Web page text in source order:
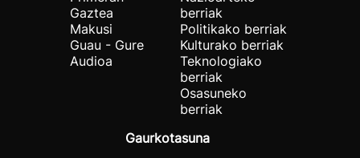
Gaztea
Makusi
Guau - Gure
Audioa
berriak
Politikako berriak
Kulturako berriak
Teknologiako
berriak
Osasuneko
berriak
Gaurkotasuna